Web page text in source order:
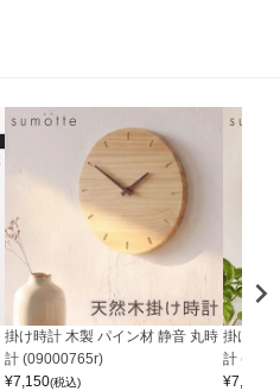
掛け時計 木製 パイン材 静音 丸時
計 (09000765r)
¥7,150(税込)
掛け時
計
¥7,150